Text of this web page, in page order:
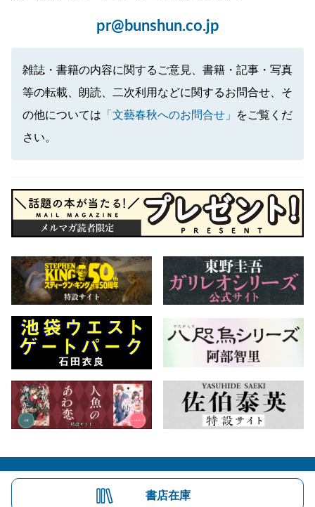
pr@bunshun.co.jp
雑誌・書籍の内容に関するご意見、書籍・記事・写真
等の転載、朗読、二次利用などに関するお問合せ、そ
の他については 「文藝春秋へのお問合せ」
をご覧くだ
さい。
書店在庫
会社概要 自費出版のご案内 お問合せ
株式会社文藝春秋 文春オンライン Number Web